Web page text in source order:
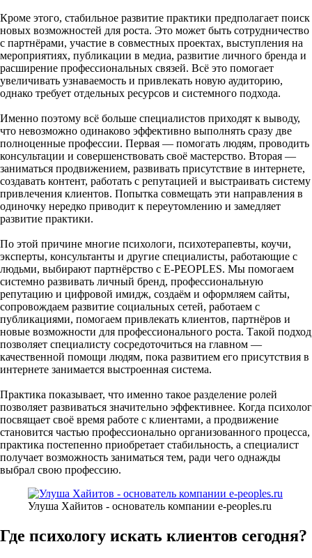
Кроме этого, стабильное развитие практики предполагает поиск
новых возможностей для роста. Это может быть сотрудничество
с партнёрами, участие в совместных проектах, выступления на
мероприятиях, публикации в медиа, развитие личного бренда и
расширение профессиональных связей. Всё это помогает
увеличивать узнаваемость и привлекать новую аудиторию,
однако требует отдельных ресурсов и системного подхода.
Именно поэтому всё больше специалистов приходят к выводу,
что невозможно одинаково эффективно выполнять сразу две
полноценные профессии. Первая — помогать людям, проводить
консультации и совершенствовать своё мастерство. Вторая —
заниматься продвижением, развивать присутствие в интернете,
создавать контент, работать с репутацией и выстраивать систему
привлечения клиентов. Попытка совмещать эти направления в
одиночку нередко приводит к переутомлению и замедляет
развитие практики.
По этой причине многие психологи, психотерапевты, коучи,
эксперты, консультанты и другие специалисты, работающие с
людьми, выбирают партнёрство с E-PEOPLES. Мы помогаем
системно развивать личный бренд, профессиональную
репутацию и цифровой имидж, создаём и оформляем сайты,
сопровождаем развитие социальных сетей, работаем с
публикациями, помогаем привлекать клиентов, партнёров и
новые возможности для профессионального роста. Такой подход
позволяет специалисту сосредоточиться на главном —
качественной помощи людям, пока развитием его присутствия в
интернете занимается выстроенная система.
Практика показывает, что именно такое разделение ролей
позволяет развиваться значительно эффективнее. Когда психолог
посвящает своё время работе с клиентами, а продвижение
становится частью профессионально организованного процесса,
практика постепенно приобретает стабильность, а специалист
получает возможность заниматься тем, ради чего однажды
выбрал свою профессию.
Улуша Хайитов - основатель компании e-peoples.ru
Где психологу искать клиентов сегодня?